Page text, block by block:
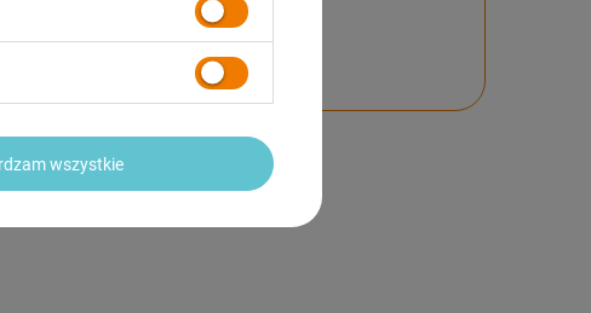
pytanie
wszystkie